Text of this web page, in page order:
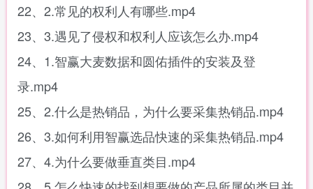
22、2.常见的权利人有哪些.mp4
23、3.遇见了侵权和权利人应该怎么办.mp4
24、1.智赢大麦数据和圆佑插件的安装及登
录.mp4
25、2.什么是热销品，为什么要采集热销品.mp4
26、3.如何利用智赢选品快速的采集热销品.mp4
27、4.为什么要做垂直类目.mp4